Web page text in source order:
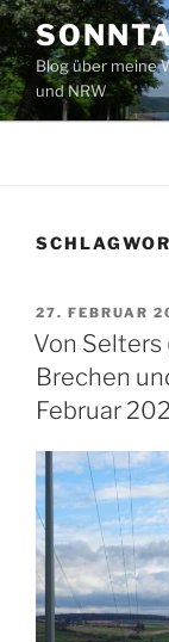
Zum
Inhalt
springenBlog über meine
und NRW
AM
27. FEBRUAR
Von Selters
Brechen
Februar